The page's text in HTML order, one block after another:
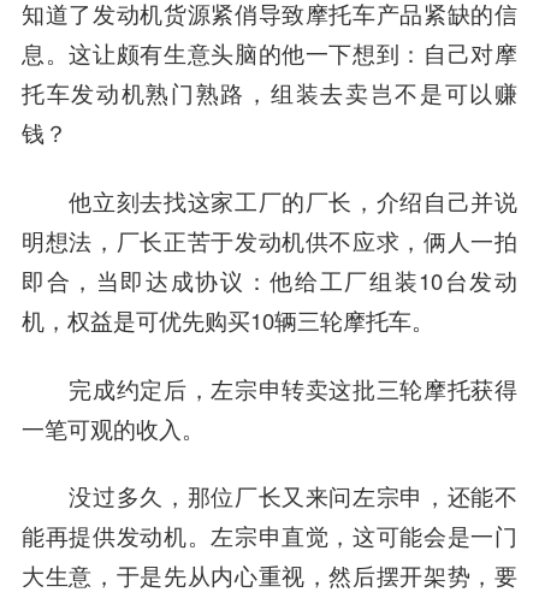
知道了发动机货源紧俏导致摩托车产品紧缺的信
息。这让颇有生意头脑的他一下想到：自己对摩
托车发动机熟门熟路，组装去卖岂不是可以赚
钱？
他立刻去找这家工厂的厂长，介绍自己并说
明想法，厂长正苦于发动机供不应求，俩人一拍
即合，当即达成协议：他给工厂组装10台发动
机，权益是可优先购买10辆三轮摩托车。
完成约定后，左宗申转卖这批三轮摩托获得
一笔可观的收入。
没过多久，那位厂长又来问左宗申，还能不
能再提供发动机。左宗申直觉，这可能会是一门
大生意，于是先从内心重视，然后摆开架势，要